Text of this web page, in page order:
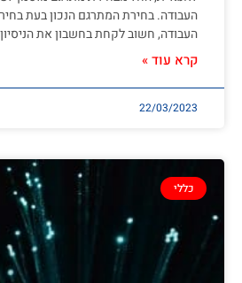
העבודה. בחירת המתרגם הנכון בעת
העבודה, חשוב לקחת בחשבון את
קרא עוד »
22/03/2023
כללי